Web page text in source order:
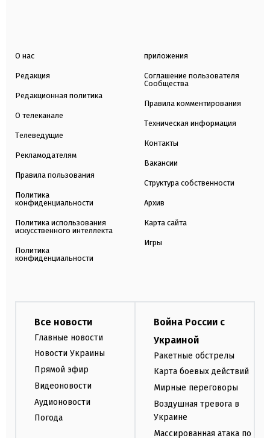
О нас
Редакция
Редакционная политика
О телеканале
Телеведущие
Рекламодателям
Правила пользования
Политика
конфиденциальности
Политика использования
искусственного интеллекта
Политика
конфиденциальности
приложения
Соглашение пользователя
Сообщества
Правила комментирования
Техническая информация
Контакты
Вакансии
Структура собственности
Архив
Карта сайта
Игры
Все новости
Главные новости
Новости Украины
Прямой эфир
Видеоновости
Аудионовости
Погода
Война России с
Украиной
Ракетные обстрелы
Карта боевых действий
Мирные переговоры
Воздушная тревога в
Украине
Массированная атака по